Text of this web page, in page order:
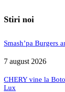
Stiri noi
Smash’pa Burgers
7 august 2026
CHERY vine la
Lux